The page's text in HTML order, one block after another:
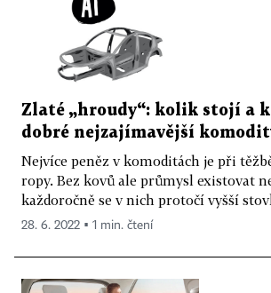
Zlaté „hroudy“: kolik stojí a k
dobré nejzajímavější
Nejvíce peněz v komoditách je při
ropy. Bez kovů ale průmysl existovat
každoročně se v nich protočí vyšší
28. 6. 2022 ▪ 1 min. čtení